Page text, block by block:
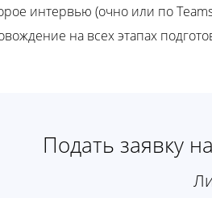
интервью (очно или по
на всех этапах
Подать заявку